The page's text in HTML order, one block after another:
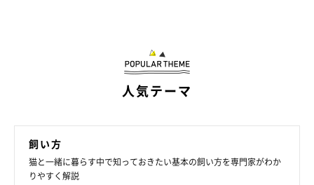
人気テーマ
飼い方
猫と一緒に暮らす中で知っておきたい基本の飼い方を専門家がわか
りやすく解説